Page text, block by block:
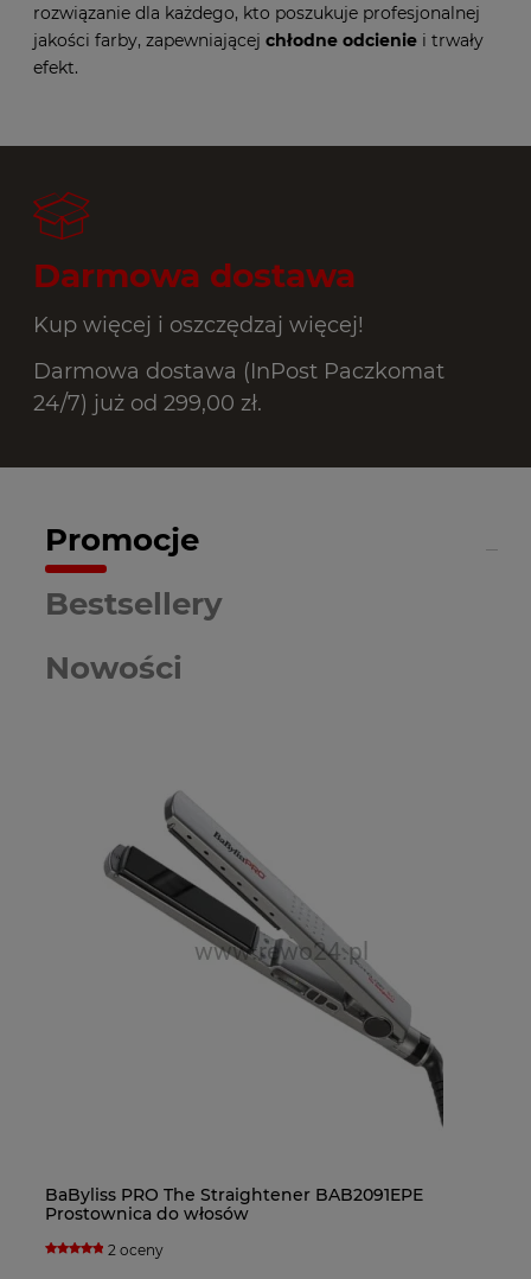
rozwiązanie dla każdego, kto poszukuje profesjonalnej
jakości farby, zapewniającej chłodne odcienie i trwały
efekt.
Darmowa dostawa
Kup więcej i oszczędzaj więcej!
Darmowa dostawa (InPost Paczkomat
24/7) już od 299,00 zł.
Promocje
Nowości
Bestsellery
BaByliss PRO The Straightener BAB2091EPE
Prostownica do włosów
2 oceny